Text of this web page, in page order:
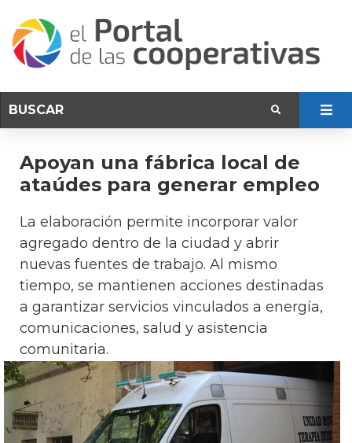
Apoyan una fábrica local de
ataúdes para generar empleo
La elaboración permite incorporar valor
agregado dentro de la ciudad y abrir
nuevas fuentes de trabajo. Al mismo
tiempo, se mantienen acciones destinadas
a garantizar servicios vinculados a energía,
comunicaciones, salud y asistencia
comunitaria.